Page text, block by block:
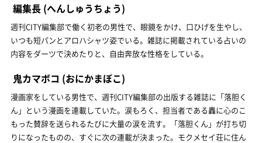
編集長 (へんしゅうちょう)
週刊CITY編集部で働く初老の男性で、眼鏡をかけ、口ひげを生やし、
いつも短パンとアロハシャツ姿でいる。雑誌に掲載されている占いの
内容をダーツで決めたりと、自由奔放な性格をしている。
鬼カマボコ (おにかまぼこ)
漫画家をしている男性で、週刊CITY編集部の出版する雑誌に「落胆く
ん」という漫画を連載していた。涙もろく、担当者である轟に心のこ
もった賛辞を送られるたびに大量の涙を流す。「落胆くん」が打ち切
りになったものの、すぐに次の連載が決まった。モクメセイ荘に住ん